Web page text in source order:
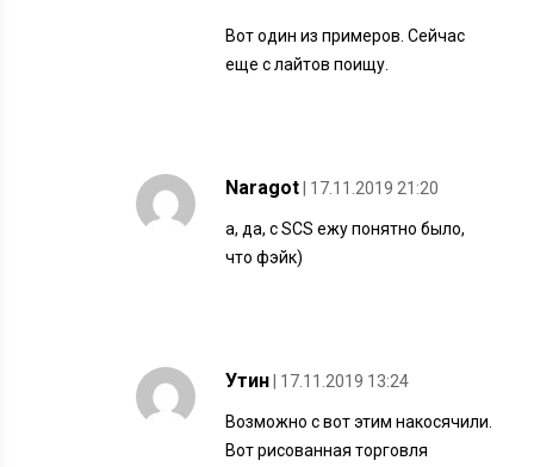
Вот один из примеров. Сейчас
еще с лайтов поищу.
Naragot | 17.11.2019 21:20
а, да, с SCS ежу понятно было,
что фэйк)
Утин | 17.11.2019 13:24
Возможно с вот этим накосячили.
Вот рисованная торговля